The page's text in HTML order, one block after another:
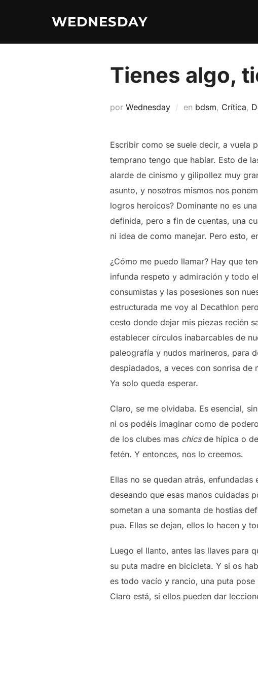
WEDNESDAY
Tienes algo,
por Wednesday en bdsm, Crítica,
Escribir como se suele decir, a vuela
temprano tengo que hablar. Esto de
alarde de cinismo y gilipollez muy
asunto, y nosotros mismos nos
logros heroicos? Dominante no es
definida, pero a fin de cuentas, una
ni idea de como manejar. Pero esto,
¿Cómo me puedo llamar? Hay que
infunda respeto y admiración y todo
consumistas y las posesiones son
estructurada me voy al Decathlon
cesto donde dejar mis piezas recién
establecer círculos inabarcables de
paleografía y nudos marineros, para
despiadados, a veces con sonrisa
Ya solo queda esperar.
Claro, se me olvidaba. Es esencial,
ni os podéis imaginar como de
de los clubes mas chicsde hípica o
fetén. Y entonces, nos lo creemos.
Ellas no se quedan atrás,
deseando que esas manos cuidadas
sometan a una somanta de hostias
pua. Ellas se dejan, ellos lo hacen y
Luego el llanto, antes las llaves para
su puta madre en bicicleta. Y si os
es todo vacío y rancio, una puta
Claro está, si ellos pueden dar